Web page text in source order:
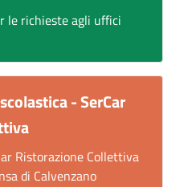
le richieste agli uffici
- SerCar
Ristorazione Collettiva
di Calvenzano